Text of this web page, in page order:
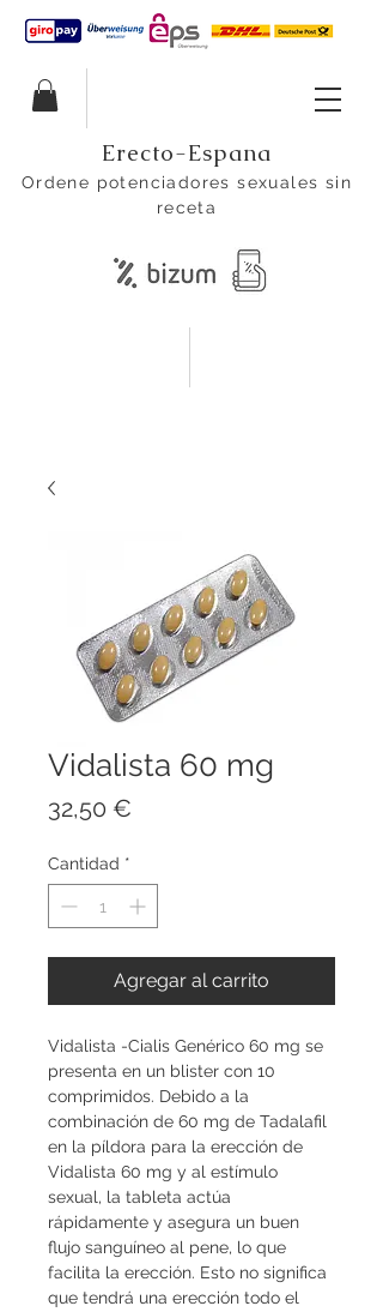
Erecto-Espana
Ordene potenciadores sexuales sin
receta
Vidalista 60 mg
32,50 €
Cantidad *
Agregar al carrito
Vidalista -Cialis Genérico 60 mg se
presenta en un blister con 10
comprimidos. Debido a la
combinación de 60 mg de Tadalafil
en la píldora para la erección de
Vidalista 60 mg y al estímulo
sexual, la tableta actúa
rápidamente y asegura un buen
flujo sanguíneo al pene, lo que
facilita la erección. Esto no significa
que tendrá una erección todo el